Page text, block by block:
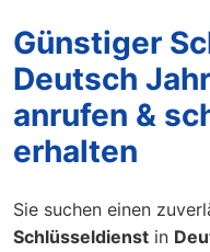
Günstiger
Deutsch
anrufen &
erhalten
Sie suchen einen
Schlüsseldienst in